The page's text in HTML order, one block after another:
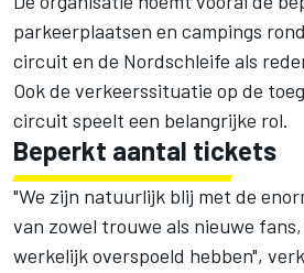
parkeerplaatsen en campings
circuit en de Nordschleife als
Ook de verkeerssituatie op de
circuit speelt een belangrijke rol.
Beperkt aantal tickets
"We zijn natuurlijk blij met de
van zowel trouwe als nieuwe
werkelijk overspoeld hebben",